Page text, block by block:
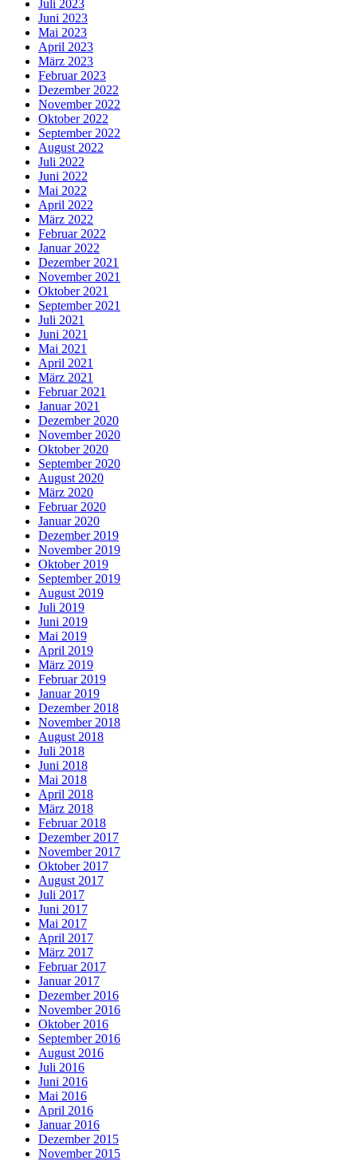
Juli 2023
Juni 2023
Mai 2023
April 2023
März 2023
Februar 2023
Dezember 2022
November 2022
Oktober 2022
September 2022
August 2022
Juli 2022
Juni 2022
Mai 2022
April 2022
März 2022
Februar 2022
Januar 2022
Dezember 2021
November 2021
Oktober 2021
September 2021
Juli 2021
Juni 2021
Mai 2021
April 2021
März 2021
Februar 2021
Januar 2021
Dezember 2020
November 2020
Oktober 2020
September 2020
August 2020
März 2020
Februar 2020
Januar 2020
Dezember 2019
November 2019
Oktober 2019
September 2019
August 2019
Juli 2019
Juni 2019
Mai 2019
April 2019
März 2019
Februar 2019
Januar 2019
Dezember 2018
November 2018
August 2018
Juli 2018
Juni 2018
Mai 2018
April 2018
März 2018
Februar 2018
Dezember 2017
November 2017
Oktober 2017
August 2017
Juli 2017
Juni 2017
Mai 2017
April 2017
März 2017
Februar 2017
Januar 2017
Dezember 2016
November 2016
Oktober 2016
September 2016
August 2016
Juli 2016
Juni 2016
Mai 2016
April 2016
Januar 2016
Dezember 2015
November 2015